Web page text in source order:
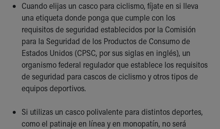
Who We Are
Building a Brighter Future
Our Mission, Vision, Promise
Calendar of Events
Community Mission
Connect With Us
Our Culture of Caring
Newsroom
Quality and Patient Safety
Unity and Engagement
Cuando elijas un casco para ciclismo, fíjate en si lleva
una etiqueta donde ponga que cumple con los
requisitos de seguridad establecidos por la Comisión
para la Seguridad de los Productos de Consumo de
Estados Unidos (CPSC, por sus siglas en inglés), un
organismo federal regulador que establece los requisitos
de seguridad para cascos de ciclismo y otros tipos de
equipos deportivos.
Si utilizas un casco polivalente para distintos deportes,
como el patinaje en línea y en monopatín, no será